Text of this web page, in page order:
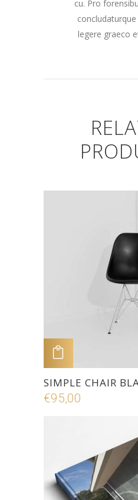
cu. Pro
legere graeco
SIMPLE CHAIR
€95,00